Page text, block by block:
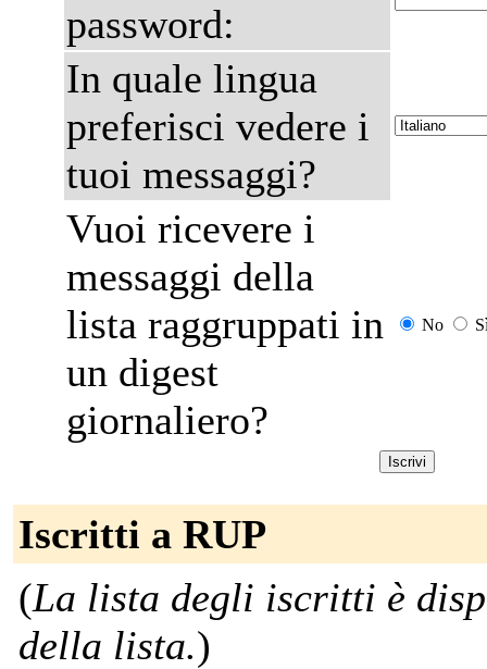
password:
In quale lingua
preferisci vedere i
tuoi messaggi?
Vuoi ricevere i
messaggi della
lista raggruppati in
un digest
giornaliero?
No
Iscritti a RUP
(La lista degli iscritti è
della lista.)